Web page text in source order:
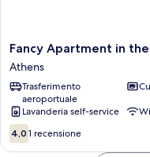
Fancy
Apartment
in
the
Heart
of
Athens
Athens
Fancy Apartment in
Athens
Trasferimento
aeroportuale
Lavanderia self-service
4.0
su
4,0 1 recensione